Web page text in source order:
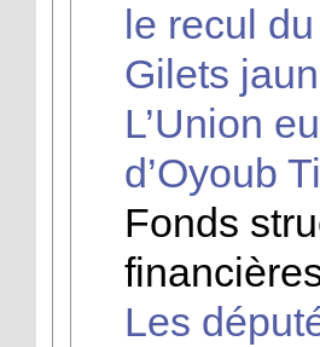
le recul
Gilets
L’Union
d’Oyoub
Fonds
Les